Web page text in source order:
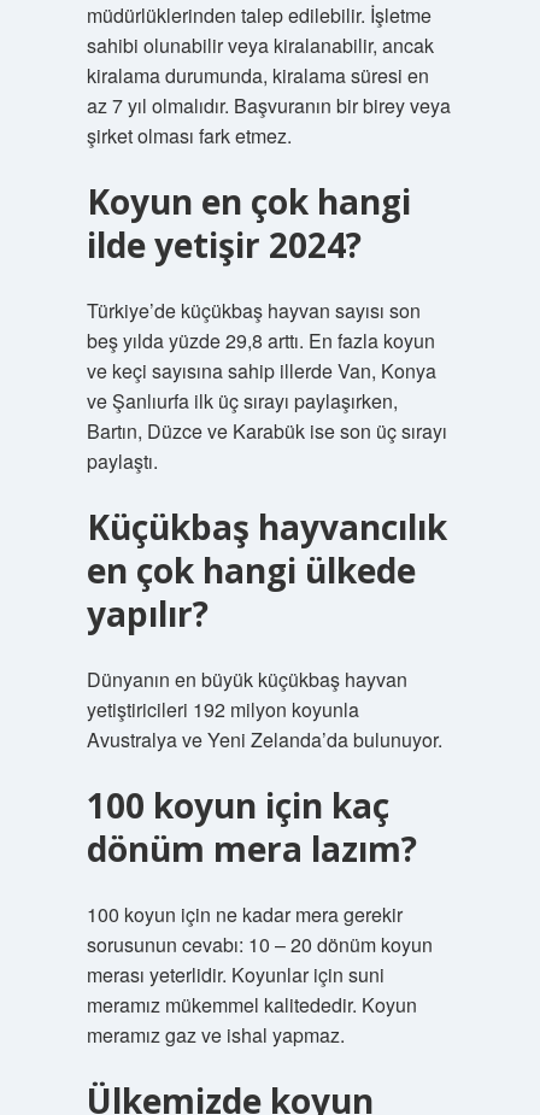
müdürlüklerinden talep edilebilir. İşletme
sahibi olunabilir veya kiralanabilir, ancak
kiralama durumunda, kiralama süresi en
az 7 yıl olmalıdır. Başvuranın bir birey veya
şirket olması fark etmez.
Koyun en çok hangi
ilde yetişir 2024?
Türkiye’de küçükbaş hayvan sayısı son
beş yılda yüzde 29,8 arttı. En fazla koyun
ve keçi sayısına sahip illerde Van, Konya
ve Şanlıurfa ilk üç sırayı paylaşırken,
Bartın, Düzce ve Karabük ise son üç sırayı
paylaştı.
Küçükbaş hayvancılık
en çok hangi ülkede
yapılır?
Dünyanın en büyük küçükbaş hayvan
yetiştiricileri 192 milyon koyunla
Avustralya ve Yeni Zelanda’da bulunuyor.
100 koyun için kaç
dönüm mera lazım?
100 koyun için ne kadar mera gerekir
sorusunun cevabı: 10 – 20 dönüm koyun
merası yeterlidir. Koyunlar için suni
meramız mükemmel kalitededir. Koyun
meramız gaz ve ishal yapmaz.
Ülkemizde koyun